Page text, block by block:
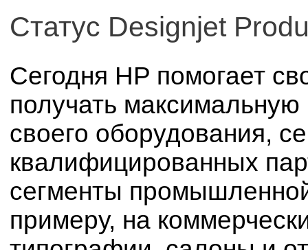
Статус Designjet
Сегодня HP помогает
получать максимальную
своего оборудования,
квалифицированных
сегменты
примеру, на